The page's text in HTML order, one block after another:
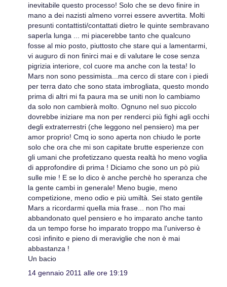
inevitabile questo processo! Solo che se devo finire in
mano a dei nazisti almeno vorrei essere avvertita. Molti
presunti contattisti/contattati dietro le quinte sembravano
saperla lunga ... mi piacerebbe tanto che qualcuno
fosse al mio posto, piuttosto che stare qui a lamentarmi,
vi auguro di non finirci mai e di valutare le cose senza
pigrizia interiore, col cuore ma anche con la testa! Io
Mars non sono pessimista...ma cerco di stare con i piedi
per terra dato che sono stata imbrogliata, questo mondo
prima di altri mi fa paura ma se uniti non lo cambiamo
da solo non cambierà molto. Ognuno nel suo piccolo
dovrebbe iniziare ma non per renderci più fighi agli occhi
degli extraterrestri (che leggono nel pensiero) ma per
amor proprio! Cmq io sono aperta non chiudo le porte
solo che ora che mi son capitate brutte esperienze con
gli umani che profetizzano questa realtà ho meno voglia
di approfondire di prima ! Diciamo che sono un pò più
sulle mie ! E se lo dico è anche perchè ho speranza che
la gente cambi in generale! Meno bugie, meno
competizione, meno odio e più umiltà. Sei stato gentile
Mars a ricordarmi quella mia frase... non l'ho mai
abbandonato quel pensiero e ho imparato anche tanto
da un tempo forse ho imparato troppo ma l'universo è
così infinito e pieno di meraviglie che non è mai
abbastanza !
Un bacio
14 gennaio 2011 alle ore 19:19